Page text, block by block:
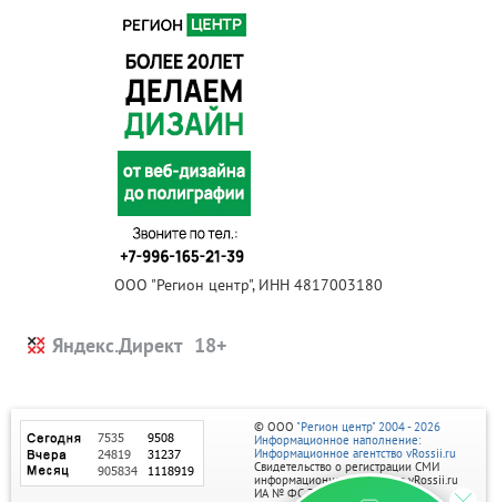
ООО "Регион центр", ИНН 4817003180
Яндекс.Директ
© ООО "Регион центр" 2004 - 2026
Информационное наполнение:
Информационное агентство vRossii.ru
Свидетельство о регистрации СМИ
информационного агентства vRossii.ru
ИА № ФС 77‑35502